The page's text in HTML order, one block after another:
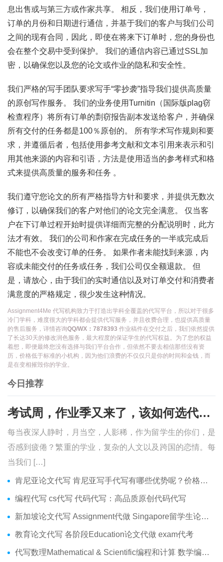
息出售或与第三方或作家共享。 相反，我们使用订单号，
订单的月份和日期进行通信，并基于我们的客户与我们公司
之间的现有合同，因此，即使在将来下订单时，您的身份也
会在整个交易中受到保护。 我们的通信内容已通过SSL加
密，以确保您以及您的论文或作业的隐私和安全性。
我们严格的写手团队要求写手“零抄袭”指导我们提供高质量
的原创写作服务。 我们的业务使用Turnitin（国际版plag窃
检查程序）将所有订单的剽窃报告副本发送给客户，并确保
所有交付的任务都是100％原创的。 所有学术写作规则和要
求，并遵循后者，包括使用参考文献和文本引用来表示和引
用其他来源的内容和引语，方法是使用适当的参考样式和格
式来提供高质量的服务和任务 。
我们遵守您论文的所有严格指导方针和要求，并提供无数次
修订，以确保我们的客户对他们的论文完全满意。 仅当客
户在下订单过程开始时提供详细而完整的分配说明时，此方
法才有效。 我们的公司和作家在完成任务的一半或完成后
不能也不会改变订单的任务。 如果作者未能找到来源，内
容或未能交付的任务或任务，我们公司仅全额退款。 但
是，请放心，由于我们的实时通信以及对订单交付和消费者
满意度的严格规定，很少发生这种情况。
Assignment4Me 代写机构致力于打造出学科全覆盖的代写平台，所以对于很多
冷门学科，难度很大的学科都会提供代写服务，并且收费合理，也提供高质量
的售后服务，详情咨询QQ/WX：7878393 作业稿件在交付之后，我们依然提供
了长达30天的修改润色服务，最大程度的保证学生的代写权益。为了您的权益
着想，即便最终您没有选择与我们平台合作，但依然不要去相信那些没有资
历，价格低于标准的小机构，因为他们浪费的不仅仅只是你的时间和金钱，而
是在变相摧毁你的学业。
今日推荐
考试周，作业季又来了，该如何选代写？便宜的代写、代考会有哪些问题？
每当夜深人静时，月当空，人影稀，作为留学生的你们，是
否感到疲倦？繁重的学业，复杂的人文以及跨国的恋情。每
当我们 […]
肯尼亚论文代写 肯尼亚写手代写有哪些优势呢？价格便宜吗？
编程代写 cs代写 代码代写：高品质原创代码代写
新加坡论文代写 Assignment代做 Singapore留学生论文代写服务
教育论文代写 各阶段Education论文代做 exam代考
代写数理Mathematical & Scientific编程和计算 数学编程作业代做